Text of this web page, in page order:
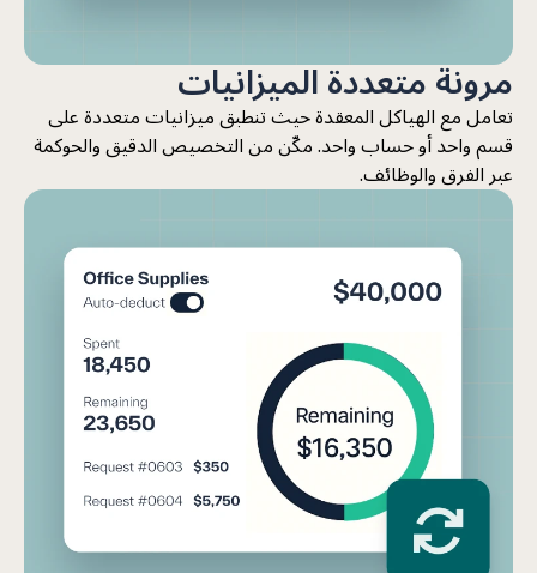
مرونة متعددة الميزانيات
تعامل مع الهياكل المعقدة حيث تنطبق ميزانيات متعددة على
قسم واحد أو حساب واحد. مكّن من التخصيص الدقيق والحوكمة
عبر الفرق والوظائف.